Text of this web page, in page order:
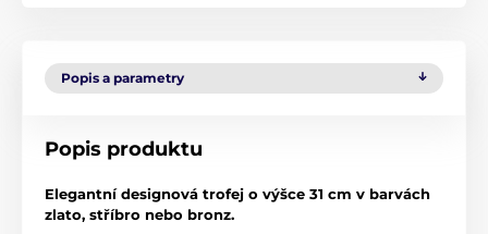
Popis a parametry
Popis produktu
Elegantní designová trofej o výšce 31 cm v barvách
zlato, stříbro nebo bronz.